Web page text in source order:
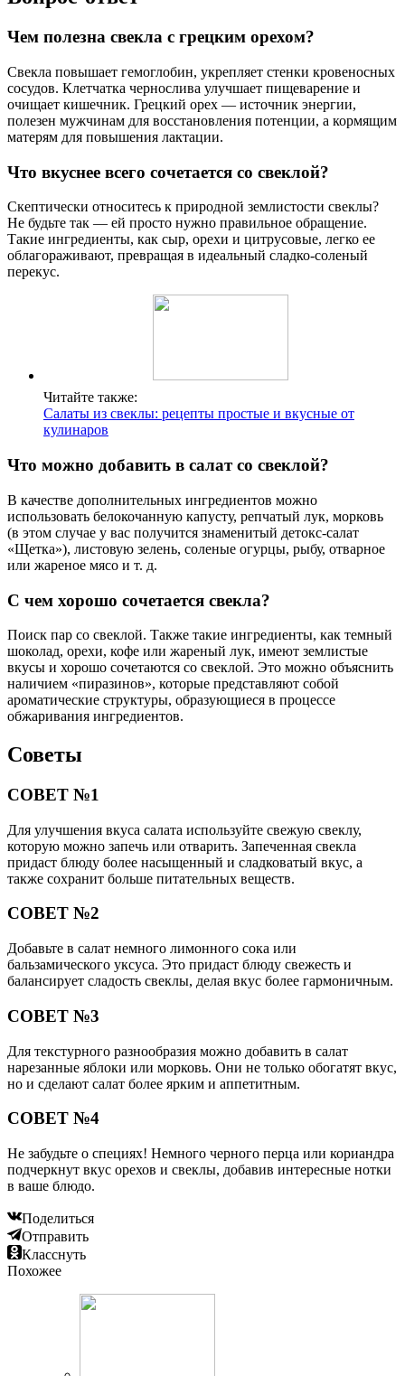
Чем полезна свекла с грецким орехом?
Свекла повышает гемоглобин, укрепляет стенки кровеносных
сосудов. Клетчатка чернослива улучшает пищеварение и
очищает кишечник. Грецкий орех — источник энергии,
полезен мужчинам для восстановления потенции, а кормящим
матерям для повышения лактации.
Что вкуснее всего сочетается со свеклой?
Скептически относитесь к природной землистости свеклы?
Не будьте так — ей просто нужно правильное обращение.
Такие ингредиенты, как сыр, орехи и цитрусовые, легко ее
облагораживают, превращая в идеальный сладко-соленый
перекус.
Читайте также:
Салаты из свеклы: рецепты простые и вкусные от
кулинаров
Что можно добавить в салат со свеклой?
В качестве дополнительных ингредиентов можно
использовать белокочанную капусту, репчатый лук, морковь
(в этом случае у вас получится знаменитый детокс-салат
«Щетка»), листовую зелень, соленые огурцы, рыбу, отварное
или жареное мясо и т. д.
С чем хорошо сочетается свекла?
Поиск пар со свеклой. Также такие ингредиенты, как темный
шоколад, орехи, кофе или жареный лук, имеют землистые
вкусы и хорошо сочетаются со свеклой. Это можно объяснить
наличием «пиразинов», которые представляют собой
ароматические структуры, образующиеся в процессе
обжаривания ингредиентов.
Советы
СОВЕТ №1
Для улучшения вкуса салата используйте свежую свеклу,
которую можно запечь или отварить. Запеченная свекла
придаст блюду более насыщенный и сладковатый вкус, а
также сохранит больше питательных веществ.
СОВЕТ №2
Добавьте в салат немного лимонного сока или
бальзамического уксуса. Это придаст блюду свежесть и
балансирует сладость свеклы, делая вкус более гармоничным.
СОВЕТ №3
Для текстурного разнообразия можно добавить в салат
нарезанные яблоки или морковь. Они не только обогатят вкус,
но и сделают салат более ярким и аппетитным.
СОВЕТ №4
Не забудьте о специях! Немного черного перца или кориандра
подчеркнут вкус орехов и свеклы, добавив интересные нотки
в ваше блюдо.
Поделиться
Отправить
Класснуть
Похожее